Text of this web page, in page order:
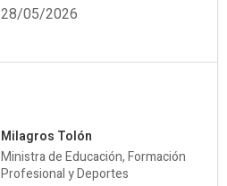
28/05/2026
Milagros Tolón
Ministra de Educación, Formación
Profesional y Deportes